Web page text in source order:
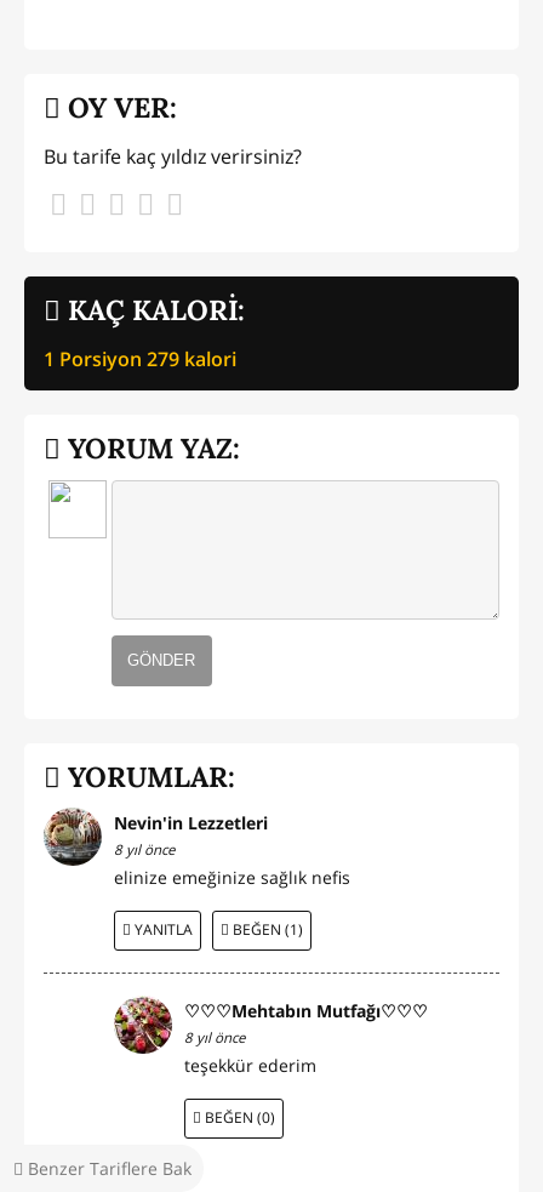
Benzer Tariflere Bak
KAÇ KALORİ:
1 Porsiyon 279 kalori
OY VER:
Bu tarife kaç yıldız verirsiniz?
YORUM YAZ:
GÖNDER
YORUMLAR:
Nevin'in Lezzetleri
8 yıl önce
elinize emeğinize sağlık nefis
YANITLA BEĞEN (1)
♡♡♡Mehtabın Mutfağı♡♡♡
8 yıl önce
teşekkür ederim
BEĞEN (0)